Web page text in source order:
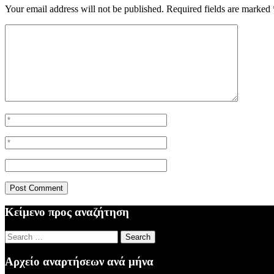
Your email address will not be published. Required fields are marked
Κείμενο προς αναζήτηση
Search
for:
Αρχείο αναρτήσεων ανά μήνα